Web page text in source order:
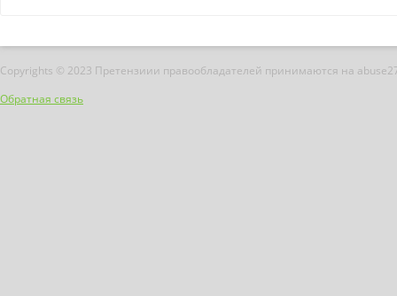
Copyrights © 2023 Претензиии правообладателей принимаются на
Обратная связь